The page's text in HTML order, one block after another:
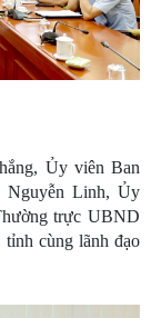
Ủy viên Ban
Nguyễn Linh, Ủy
trực UBND
cùng lãnh đạo